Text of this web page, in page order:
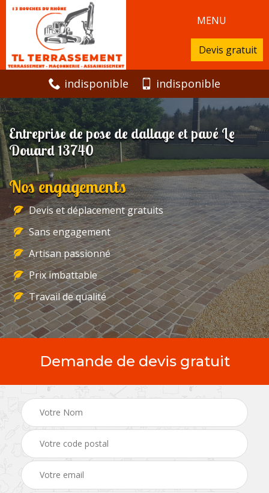
MENU
Devis gratuit
indisponible indisponible
Entreprise de pose de dallage et pavé Le
Douard 13740
Nos engagements
Devis et déplacement gratuits
Sans engagement
Artisan passionné
Prix imbattable
Travail de qualité
Demande de devis gratuit